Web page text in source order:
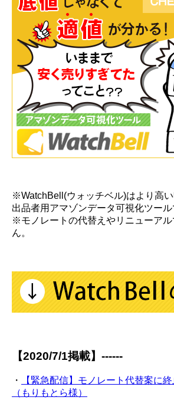
※WatchBell(ウォッチベル)はより高
出品者用アマゾンデータ可視化ツール
※モノレートの代替えやリニューア
ん。
【2020/7/1掲載】------
・
【緊急配信】モノレート代替案に
（もりもとら様）